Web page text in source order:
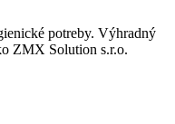
potreby. Výhradný
ZMX Solution s.r.o.